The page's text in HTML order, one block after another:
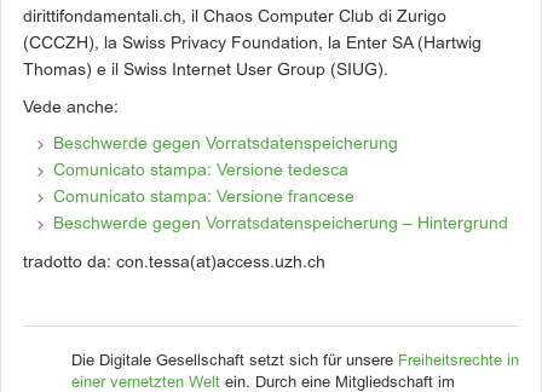
dirittifondamentali.ch, il Chaos Computer Club di Zurigo
(CCCZH), la Swiss Privacy Foundation, la Enter SA (Hartwig
Thomas) e il Swiss Internet User Group (SIUG).
Vede anche:
Beschwerde gegen Vorratsdatenspeicherung
Comunicato stampa: Versione tedesca
Comunicato stampa: Versione francese
Beschwerde gegen Vorratsdatenspeicherung – Hintergrund
tradotto da: con.tessa(at)access.uzh.ch
Die Digitale Gesellschaft setzt sich für unsere Freiheitsrechte in
einer vernetzten Welt ein. Durch eine Mitgliedschaft im